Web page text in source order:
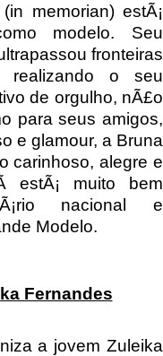
memorian) estÃ¡
modelo. Seu
fronteiras
realizando o seu
de orgulho, nÃ£o
para seus amigos,
e glamour, a Bruna
carinhoso, alegre e
estÃ¡ muito bem
nacional e
Modelo.
Fernandes
a jovem Zuleika